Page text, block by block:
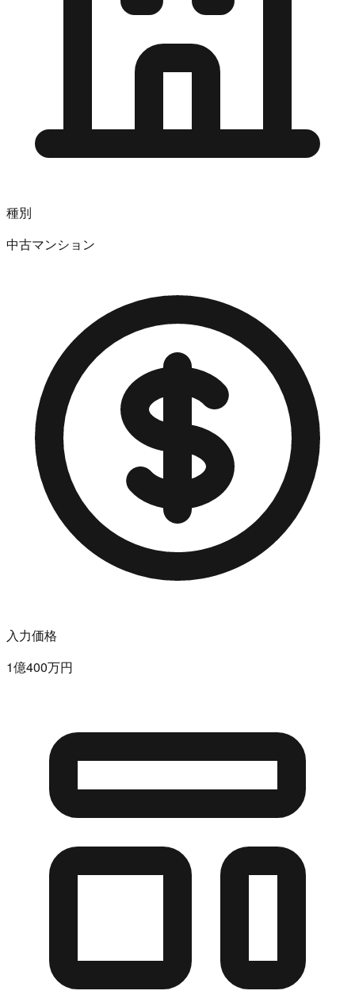
種別
中古マンション
入力価格
1億400万円